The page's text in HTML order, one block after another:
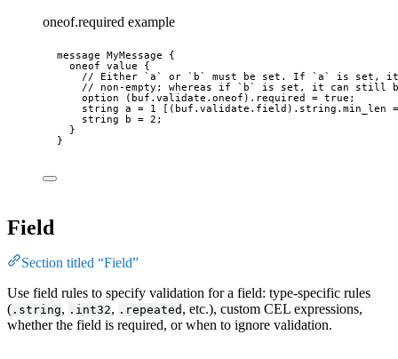
oneof.required example
message MyMessage {
oneof value {
// Either `a` or `b` must be set. If `a` is set, it
// non-empty; whereas if `b` is set, it can still
option
(buf.validate.oneof).required = true ;
string a = 1 (buf.validate.field) .string .min_len
string b = 2 ;
}
}
Field
Section titled “Field”
Use field rules to specify validation for a field: type-specific rules
( .string, .int32, .repeated , etc.), custom CEL expressions,
whether the field is required, or when to ignore validation.